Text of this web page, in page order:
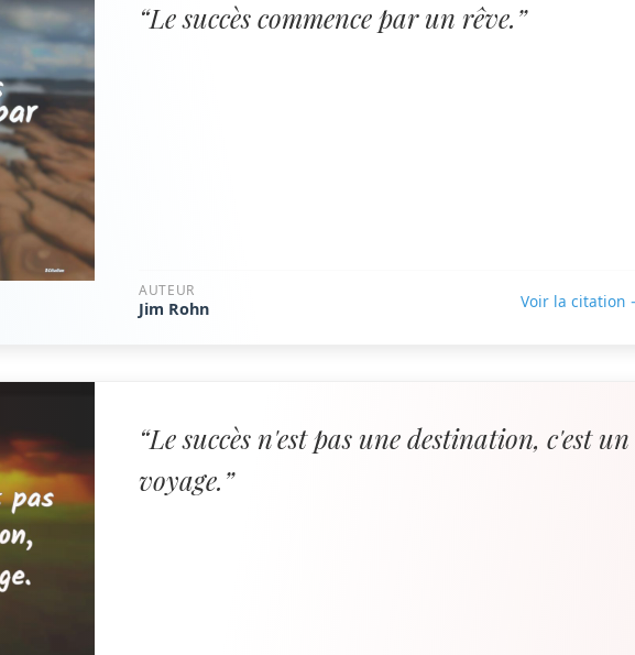
“Le succès commence par un rêve.”
AUTEUR
Jim Rohn Voir la citation
“Le succès n'est pas une destination, c'est un
voyage.”